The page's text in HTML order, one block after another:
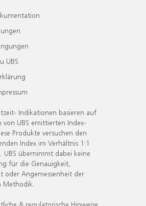
UBS
Indikationen basieren auf
von UBS emittierten Index-
Produkte versuchen den
Index im Verhältnis 1:1
UBS übernimmt dabei keine
für die Genauigkeit,
oder Angemessenheit der
Methodik.